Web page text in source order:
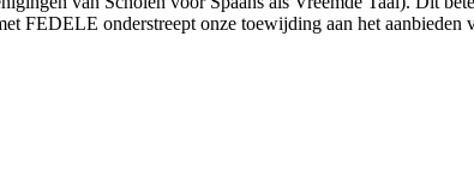
FEDELE onderstreept onze toewijding aan het aanbieden